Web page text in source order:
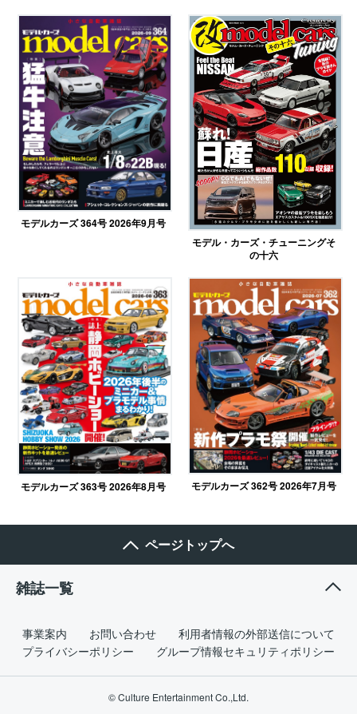
モデルカーズ 364号 2026年9月号
モデル・カーズ・チューニングそ
の十六
モデルカーズ 363号 2026年8月号 モデルカーズ 362号 2026年7月号
ページトップへ
雑誌一覧
事業案内 お問い合わせ
利用者情報の外部送信について
プライバシーポリシー
グループ情報セキュリティポリシー
© Culture Entertainment Co.,Ltd.